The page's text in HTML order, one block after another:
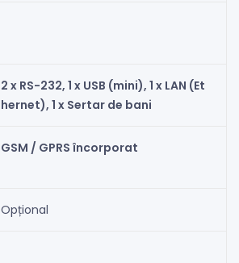
2 x RS-232, 1 x USB (mini), 1 x LAN (Et
hernet), 1 x Sertar de bani
GSM / GPRS încorporat
Opțional